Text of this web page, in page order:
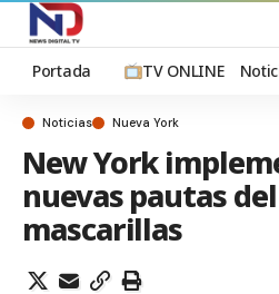
Portada TV ONLINE
Noticias Nueva York
New York
nuevas pautas
mascarillas